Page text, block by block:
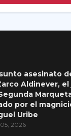
asesinato
Aldinever,
por el
Uribe
2026